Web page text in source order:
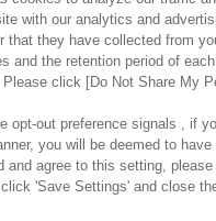
食品のご提供に
with our analytics and
that they have collected from
and the retention period of
click [Do Not Share My
opt-out preference signals , if
you will be deemed to
agree to this setting,
'Save Settings' and close